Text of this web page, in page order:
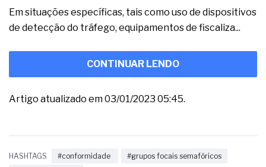
Em situações específicas, tais como uso de dispositivos
de detecção do tráfego, equipamentos de fiscaliza...
CONTINUAR LENDO
Artigo atualizado em 03/01/2023 05:45.
HASHTAGS #conformidade
#grupos focais semafóricos